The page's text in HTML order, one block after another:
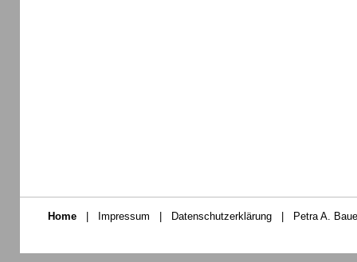
Home Impressum Datenschutzerklärung Petra A.